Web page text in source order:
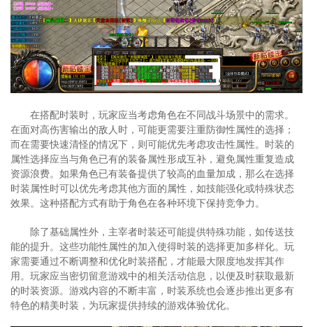
在搭配时装时，玩家应当考虑角色在不同战斗场景中的需求。
在面对高伤害输出的敌人时，可能更需要注重防御性属性的选择；
而在需要快速清怪的情况下，则可能优先考虑攻击性属性。时装的
属性选择应当与角色已有的装备属性形成互补，避免属性重复造成
资源浪费。如果角色已有装备提供了较高的血量加成，那么在选择
时装属性时可以优先考虑其他方面的属性，如技能强化或特殊状态
效果。这种搭配方式有助于角色在各种环境下保持竞争力。
除了基础属性外，主宰者时装还可能提供特殊功能，如传送技
能的提升。这些功能性属性的加入使得时装的选择更加多样化。玩
家需要通过不断调整和优化时装搭配，才能最大限度地发挥其作
用。玩家应当密切留意游戏中的相关活动信息，以便及时获取最新
的时装资源。游戏内容的不断丰富，时装系统也会逐步推出更多有
特色的精美时装，为玩家提供持续的游戏体验优化。